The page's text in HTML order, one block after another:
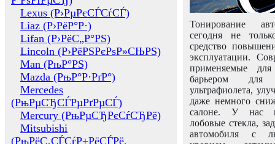
Lexus (Р›РµРєСЃСѓСЃ)
Liaz (Р›РёР°Р·)
Lifan (Р›РёС„Р°РЅ)
Lincoln (Р›РёРЅРєРѕР»СЊРЅ)
Man (РњР°РЅ)
Mazda (РњР°Р·РґР°)
Mercedes
(РњРµСЂСЃРµРґРµСЃ)
Mercury (РњРµСЂРєСѓСЂРё)
Mitsubishi
(РњРёС‚СЃСѓР±РёСЃРё,
Тонирование
сегодня не
средство
эксплуатации.
применяемые
барьером для
ультрафиолета,
даже немного
салоне. У нас
лобовые стекла,
автомобиля с